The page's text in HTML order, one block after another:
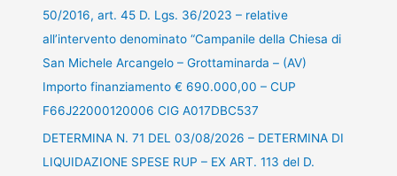
50/2016, art. 45 D. Lgs. 36/2023 – relative
all’intervento denominato “Campanile della Chiesa di
San Michele Arcangelo – Grottaminarda – (AV)
Importo finanziamento € 690.000,00 – CUP
F66J22000120006 CIG A017DBC537
DETERMINA N. 71 DEL 03/08/2026 – DETERMINA DI
LIQUIDAZIONE SPESE RUP – EX ART. 113 del D.